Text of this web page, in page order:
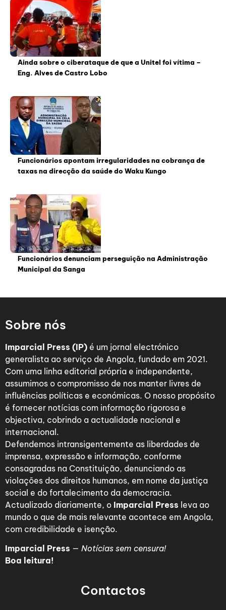
Ainda sobre o ciberataque de que a Unitel foi vítima –
Eng. Alves de Castro Lobo
Funcionários apontam irregularidades na cobrança de
taxas na direcção da saúde do Waku Kungo
Funcionários denunciam perseguição na Administração
Municipal da Sanga
Sobre nós
Imparcial Press (IP) é um jornal electrónico
generalista ao serviço de Angola, fundado em 2021.
Com uma linha editorial própria e independente,
assumimos o compromisso de nos manter livres de
influências políticas e económicas. O nosso propósito
é fornecer notícias com informação rigorosa e
objectiva, cobrindo a actualidade nacional e
internacional.
Defendemos intransigentemente as liberdades de
imprensa, expressão e informação, conforme
consagradas na Constituição, denunciando as
violações dos direitos humanos, em nome da justiça
social e do fortalecimento da democracia.
Actualizado diariamente, o Imparcial Press leva ao
mundo o que de mais relevante acontece em Angola,
com credibilidade e isenção.
Imparcial Press — Notícias sem censura!
Boa leitura!
Contactos